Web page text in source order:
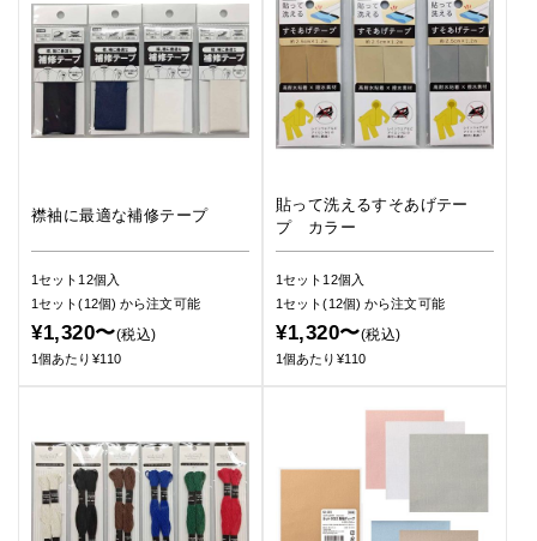
襟袖に最適な補修テープ
1セット12個入
1セット(12個)から注文可能
¥1,320〜(税込)
1個あたり¥110
貼って洗えるすそあげテー
プ カラー
1セット12個入
1セット(12個)から注文可能
¥1,320〜(税込)
1個あたり¥110